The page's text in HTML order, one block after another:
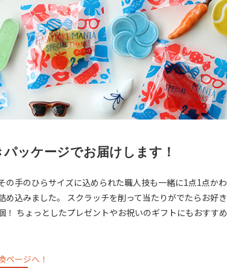
パッケージでお届けします！
の手のひらサイズに込められた職人技も一緒に1点1点かわ
め込みました。 スクラッチを削って当たりがでたらお好き
！ ちょっとしたプレゼントやお祝いのギフトにもおすすめ
ページへ！